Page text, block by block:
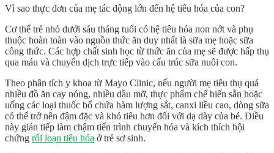
Vì sao thực đơn của mẹ tác động lớn đến hệ tiêu hóa của con?
Cơ thể trẻ nhỏ dưới sáu tháng tuổi có hệ tiêu hóa non nớt và phụ
thuộc hoàn toàn vào nguồn thức ăn duy nhất là sữa mẹ hoặc sữa
công thức. Các hợp chất sinh học từ thức ăn của mẹ sẽ được hấp thụ
qua máu và chuyển dịch trực tiếp vào cấu trúc sữa nuôi con.
Theo phân tích y khoa từ Mayo Clinic, nếu người mẹ tiêu thụ quá
nhiều đồ ăn cay nóng, nhiều dầu mỡ, thực phẩm chế biến sẵn hoặc
uống các loại thuốc bổ chứa hàm lượng sắt, canxi liều cao, dòng sữa
có thể trở nên đậm đặc và khó tiêu hơn đối với dạ dày của bé. Điều
này gián tiếp làm chậm tiến trình chuyển hóa và kích thích hội
chứng rối loạn tiêu hóa ở trẻ sơ sinh.